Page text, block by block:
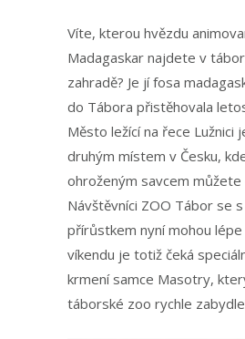
Víte, kterou hvězdu
Madagaskar najdete v
zahradě? Je jí fosa
do Tábora přistěhovala
Město ležící na řece Lužnici
druhým místem v Česku,
ohroženým savcem
Návštěvníci ZOO Tábor se
přírůstkem nyní mohou
víkendu je totiž čeká
krmení samce Masotry,
táborské zoo rychle